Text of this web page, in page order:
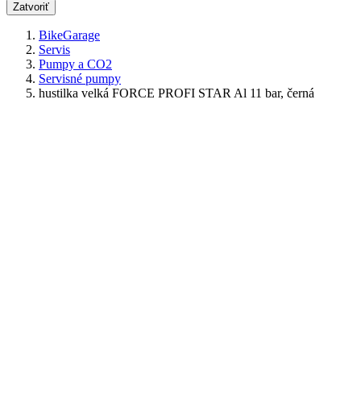
Zatvoriť
BikeGarage
Servis
Pumpy a CO2
Servisné pumpy
hustilka velká FORCE PROFI STAR Al 11 bar, černá